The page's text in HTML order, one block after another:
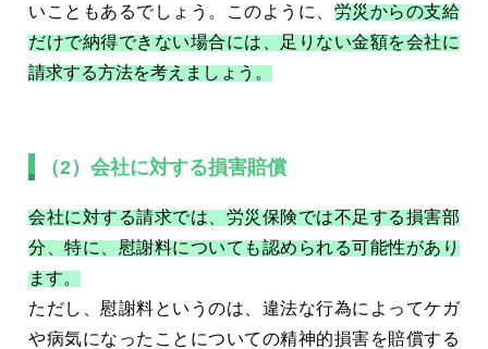
いこともあるでしょう。このように、 労災からの支給
だけで納得できない場合には、足りない金額を会社に
請求する方法を考えましょう。
（2）会社に対する損害賠償
会社に対する請求では、労災保険では不足する損害部
分、特に、慰謝料についても認められる可能性があり
ます。
ただし、慰謝料というのは、違法な行為によってケガ
や病気になったことについての精神的損害を賠償する